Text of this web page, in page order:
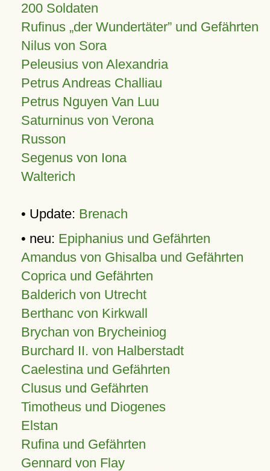
200 Soldaten
Rufinus „der Wundertäter” und Gefährten
Nilus von Sora
Peleusius von Alexandria
Petrus Andreas Challiau
Petrus Nguyen Van Luu
Saturninus von Verona
Russon
Segenus von Iona
Walterich
• Update: Brenach
• neu: Epiphanius und Gefährten
Amandus von Ghisalba und Gefährten
Coprica und Gefährten
Balderich von Utrecht
Berthanc von Kirkwall
Brychan von Brycheiniog
Burchard II. von Halberstadt
Caelestina und Gefährten
Clusus und Gefährten
Timotheus und Diogenes
Elstan
Rufina und Gefährten
Gennard von Flay